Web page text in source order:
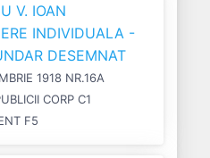
V. IOAN
INDIVIDUALA -
DESEMNAT
1918 NR.16A
CORP C1
F5